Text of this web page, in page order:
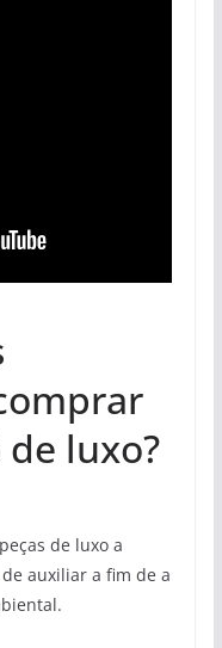
luxo?
de luxo a
auxiliar a fim de a